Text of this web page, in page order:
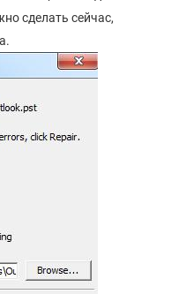
сделать сейчас,